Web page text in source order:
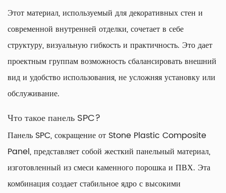
Этот материал, используемый для декоративных стен и
современной внутренней отделки, сочетает в себе
структуру, визуальную гибкость и практичность. Это дает
проектным группам возможность сбалансировать внешний
вид и удобство использования, не усложняя установку или
обслуживание.
Что такое панель SPC?
Панель SPC, сокращение от Stone Plastic Composite
Panel, представляет собой жесткий панельный материал,
изготовленный из смеси каменного порошка и ПВХ. Эта
комбинация создает стабильное ядро ​​с высокими